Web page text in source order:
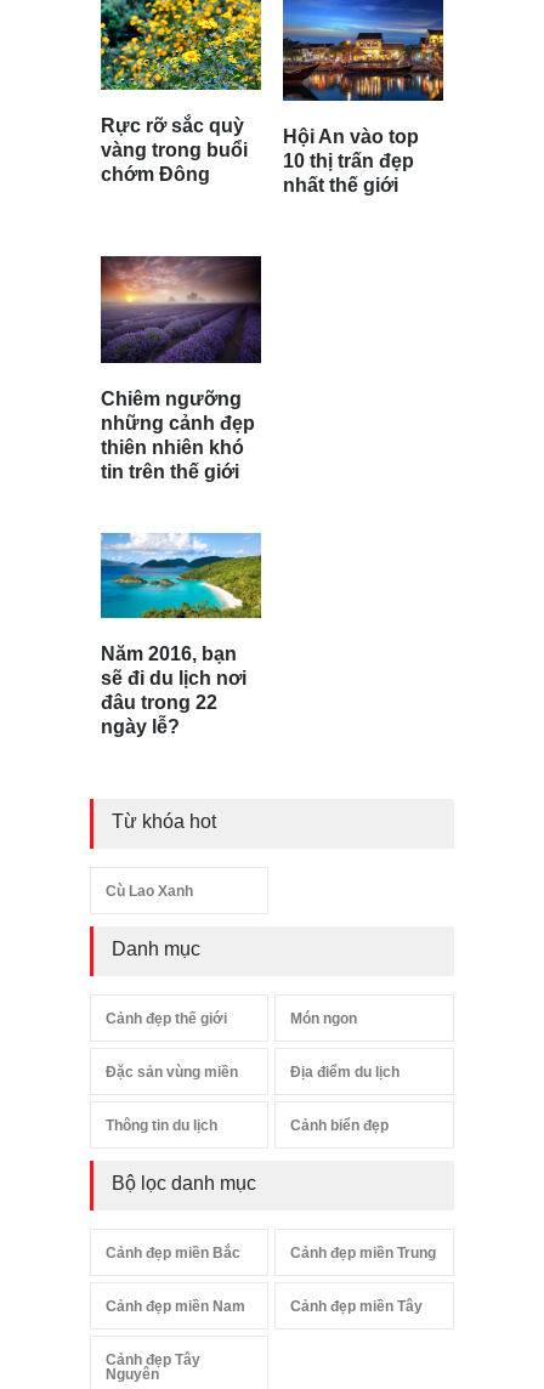
Rực rỡ sắc quỳ
vàng trong buổi
chớm Đông
Hội An vào top
10 thị trấn đẹp
nhất thế giới
Chiêm ngưỡng
những cảnh đẹp
thiên nhiên khó
tin trên thế giới
Năm 2016, bạn
sẽ đi du lịch nơi
đâu trong 22
ngày lễ?
Từ khóa hot
Cù Lao Xanh
Danh mục
Cảnh đẹp thế giới Món ngon
Đặc sản vùng miền Địa điểm du lịch
Thông tin du lịch Cảnh biển đẹp
Bộ lọc danh mục
Cảnh đẹp miền Bắc Cảnh đẹp miền Trung
Cảnh đẹp miền Nam Cảnh đẹp miền Tây
Cảnh đẹp Tây
Nguyên